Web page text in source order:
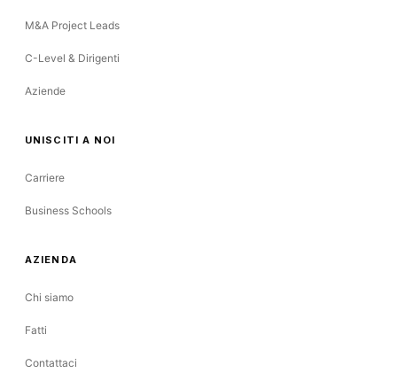
M&A Project Leads
C-Level & Dirigenti
Aziende
UNISCITI A NOI
Carriere
Business Schools
AZIENDA
Chi siamo
Fatti
Contattaci